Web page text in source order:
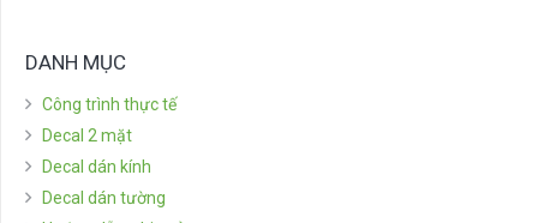
DANH MỤC
Công trình thực tế
Decal 2 mặt
Decal dán kính
Decal dán tường